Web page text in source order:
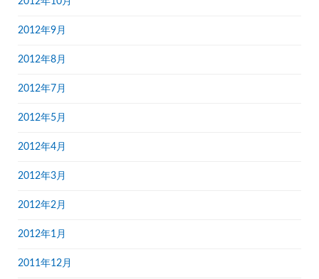
2012年9月
2012年8月
2012年7月
2012年5月
2012年4月
2012年3月
2012年2月
2012年1月
2011年12月